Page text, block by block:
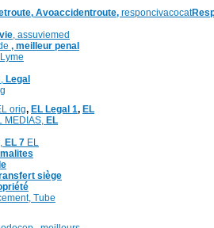
Avoaccidentroute, responcivacocat
, assuviemed
, meilleur penal
Lyme
, Legal
orig, EL Legal 1, EL
MEDIAS, EL
EL 7 EL
siège
Tube